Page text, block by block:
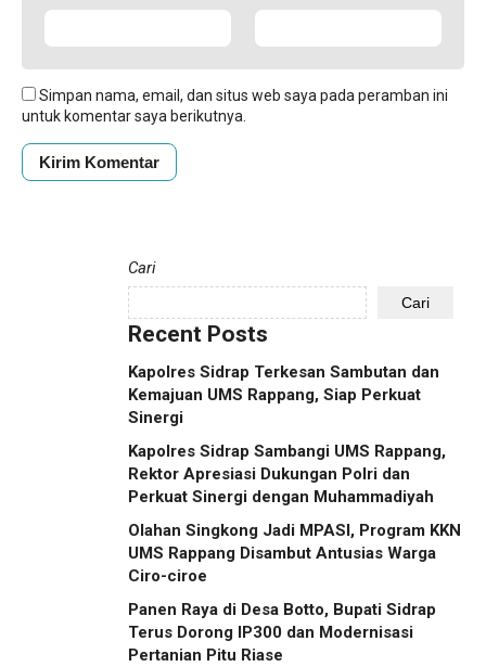
Simpan nama, email, dan situs web saya pada peramban ini
untuk komentar saya berikutnya.
Cari
Cari
Recent Posts
Kapolres Sidrap Terkesan Sambutan dan
Kemajuan UMS Rappang, Siap Perkuat
Sinergi
Kapolres Sidrap Sambangi UMS Rappang,
Rektor Apresiasi Dukungan Polri dan
Perkuat Sinergi dengan Muhammadiyah
Olahan Singkong Jadi MPASI, Program KKN
UMS Rappang Disambut Antusias Warga
Ciro-ciroe
Panen Raya di Desa Botto, Bupati Sidrap
Terus Dorong IP300 dan Modernisasi
Pertanian Pitu Riase